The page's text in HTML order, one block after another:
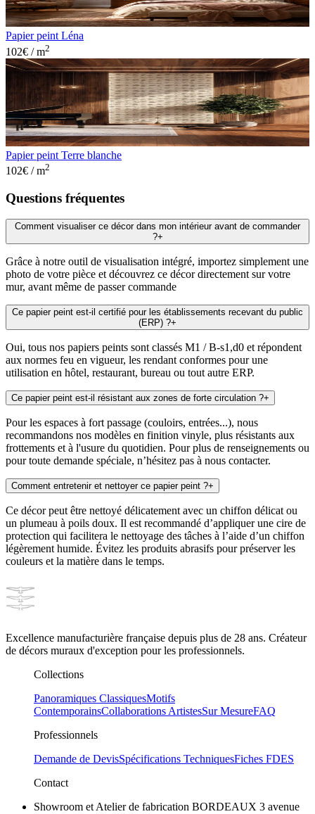
Papier peint Léna
102€ / m2
Papier peint Terre blanche
102€ / m2
Questions fréquentes
Comment visualiser ce décor dans mon intérieur avant de commander
?+
Grâce à notre outil de visualisation intégré, importez simplement une
photo de votre pièce et découvrez ce décor directement sur votre
mur, avant même de passer commande
Ce papier peint est-il certifié pour les établissements recevant du public
(ERP) ?+
Oui, tous nos papiers peints sont classés M1 / B-s1,d0 et répondent
aux normes feu en vigueur, les rendant conformes pour une
utilisation en hôtel, restaurant, bureau ou tout autre ERP.
Ce papier peint est-il résistant aux zones de forte circulation ?+
Pour les espaces à fort passage (couloirs, entrées...), nous
recommandons nos modèles en finition vinyle, plus résistants aux
frottements et à l'usure du quotidien. Pour plus de renseignements ou
pour toute demande spéciale, n’hésitez pas à nous contacter.
Comment entretenir et nettoyer ce papier peint ?+
Ce décor peut être nettoyé délicatement avec un chiffon délicat ou
un plumeau à poils doux. Il est recommandé d’appliquer une cire de
protection qui facilitera le nettoyage des tâches à l’aide d’un chiffon
légèrement humide. Évitez les produits abrasifs pour préserver les
couleurs et la matière dans le temps.
Excellence manufacturière française depuis plus de 28 ans. Créateur
de décors muraux d'exception pour les professionnels.
Collections
Panoramiques ClassiquesMotifs
ContemporainsCollaborations ArtistesSur MesureFAQ
Professionnels
Demande de DevisSpécifications TechniquesFiches FDES
Contact
Showroom et Atelier de fabrication BORDEAUX 3 avenue